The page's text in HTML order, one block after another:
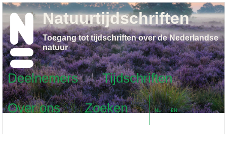
Deelnemers
Tijdschriften
Over ons
Zoeken NL EN
Natuurtijdschriften
Toegang tot tijdschriften over de Nederlandse
natuur